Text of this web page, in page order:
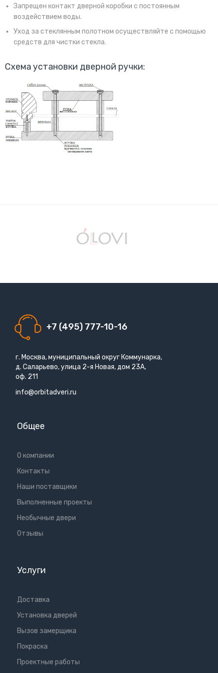
Запрещен контакт дверной коробки с постоянным
воздействием воды.
Уход за стеклянным полотном осуществляйте с помощью
средств для чистки стекла.
Схема установки дверной ручки:
+7 (495) 777-10-16
г. Москва, муниципальный округ Коммунарка,
д. Саларьево, улица 2-я Новая, дом 23А,
оф. 211
info@orbitadveri.ru
Общее
О компании
Контакты
Наши поставщики
Выполненные проекты
Необычные двери
Отзывы
Услуги
Доставка
Установка дверей
Вызов замерщика
Покраска
Проектные работы